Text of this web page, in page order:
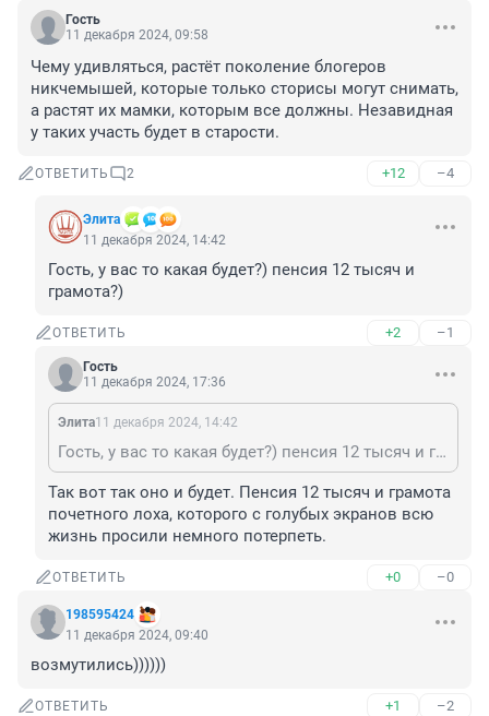
Гость
11 декабря 2024, 09:58
Чему удивляться, растёт поколение блогеров
никчемышей, которые только сторисы могут снимать,
а растят их мамки, которым все должны. Незавидная
у таких участь будет в старости.
ОТВЕТИТЬ 2 +12 –4
Элита
11 декабря 2024, 14:42
Гость, у вас то какая будет?) пенсия 12 тысяч и
грамота?)
ОТВЕТИТЬ +2 –1
Гость
11 декабря 2024, 17:36
Элита11 декабря 2024, 14:42
Гость, у вас то какая будет?) пенсия 12 тысяч и грамота?)
Так вот так оно и будет. Пенсия 12 тысяч и грамота
почетного лоха, которого с голубых экранов всю
жизнь просили немного потерпеть.
ОТВЕТИТЬ +0 –0
198595424
11 декабря 2024, 09:40
возмутились))))))
ОТВЕТИТЬ +1 –2